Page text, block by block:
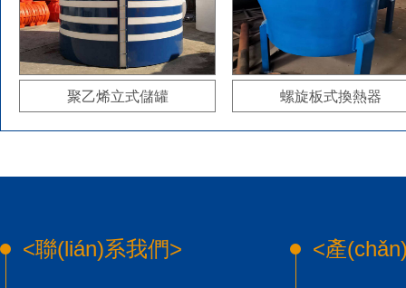
聚乙烯立式儲罐 螺旋板式換熱器
<聯(lián)系我們> <產